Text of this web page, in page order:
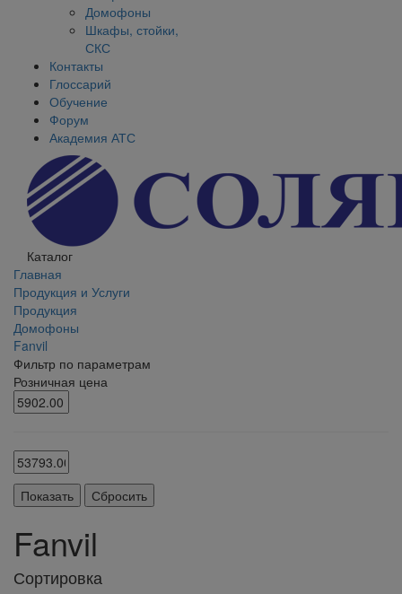
Домофоны
Шкафы, стойки,
СКС
Контакты
Глоссарий
Обучение
Форум
Академия АТС
Каталог
Главная
Продукция и Услуги
Продукция
Домофоны
Fanvil
Фильтр по параметрам
Розничная цена
Fanvil
Сортировка